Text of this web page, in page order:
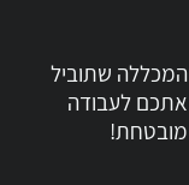
המכללה שתוביל
אתכם לעבודה
מובטחת!